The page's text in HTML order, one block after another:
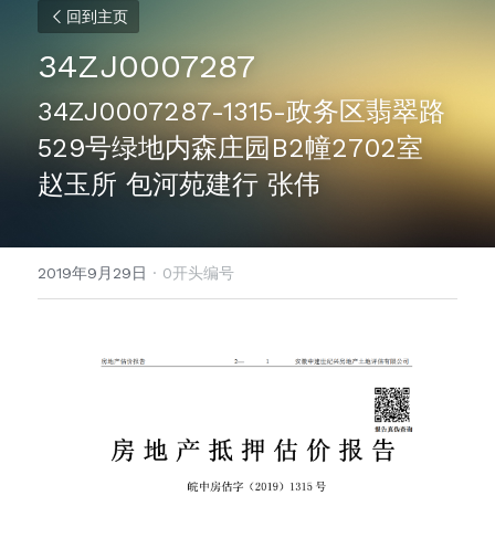
回到主页
34ZJ0007287
34ZJ0007287-1315-政务区翡翠路
529号绿地内森庄园B2幢2702室
赵玉所 包河苑建行 张伟
2019年9月29日 · 0开头编号